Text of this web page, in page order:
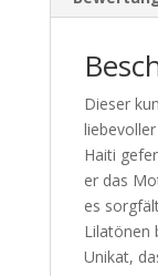
Dieser
Haiti
er das
es
Lilatönen
Unikat,